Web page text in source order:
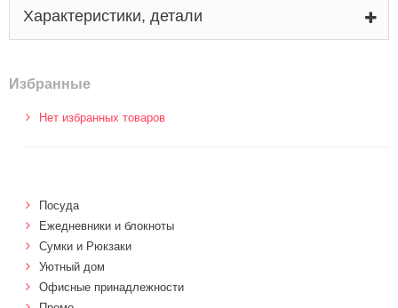
Характеристики, детали
Избранные
Нет избранных товаров
Посуда
Ежедневники и блокноты
Сумки и Рюкзаки
Уютный дом
Офисные принадлежности